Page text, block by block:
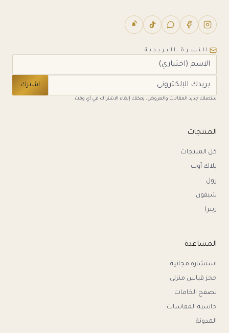
النشرة البريدية
اشترك
ستصلك جديد المقالات والعروض. يمكنك إلغاء الاشتراك في أي وقت.
المنتجات
كل المنتجات
بلاك آوت
رول
شيفون
زيبرا
المساعدة
استشارة مجانية
حجز قياس منزلي
تصفح الخامات
حاسبة المقاسات
المدونة